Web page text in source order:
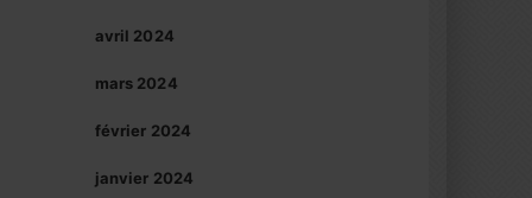
avril 2024
mars 2024
février 2024
janvier 2024